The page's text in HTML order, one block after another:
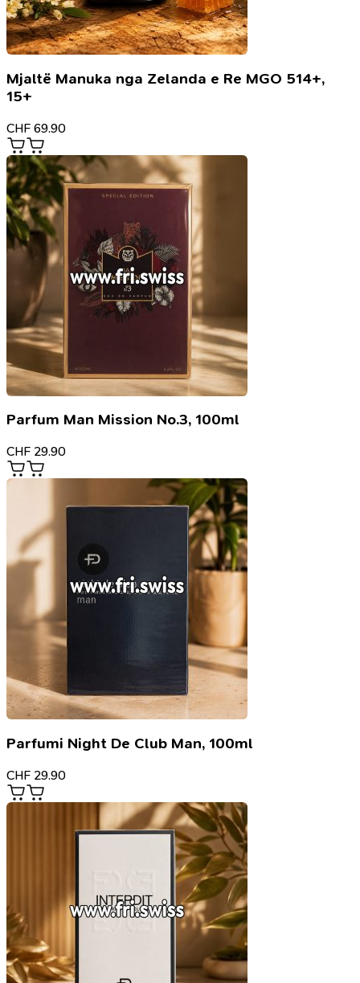
Mjaltë Manuka nga Zelanda e Re MGO 514+,
15+
CHF 69.90
Parfum Man Mission No.3, 100ml
CHF 29.90
Parfumi Night De Club Man, 100ml
CHF 29.90